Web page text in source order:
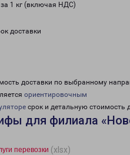
1 кг (включая НДС)
доставки
доставки по выбранному
ориентировочным
срок и детальную стоимость
для филиала
перевозки (xlsx)